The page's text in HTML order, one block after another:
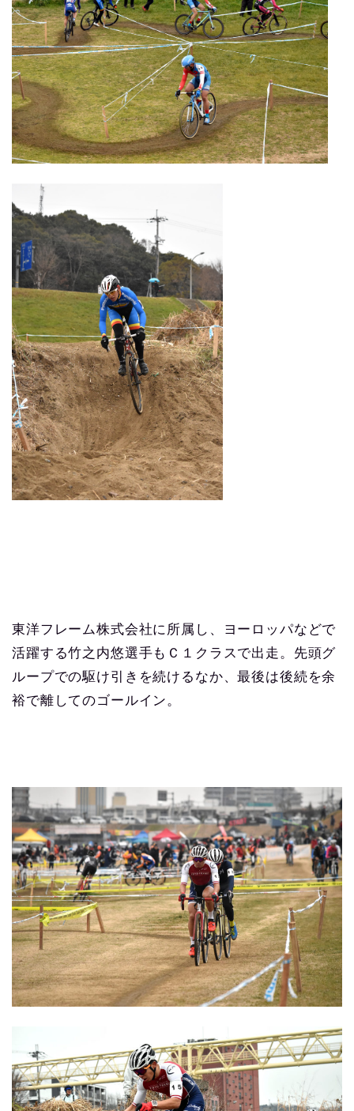
東洋フレーム株式会社に所属し、ヨーロッパなどで
活躍する竹之内悠選手もＣ１クラスで出走。先頭グ
ループでの駆け引きを続けるなか、最後は後続を余
裕で離してのゴールイン。